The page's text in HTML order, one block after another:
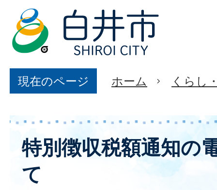
現在のページ ホーム くらし
特別徴収税額通知の
て